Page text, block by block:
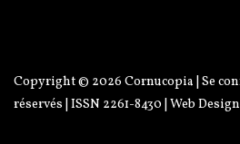
Copyright © 2026 Cornucopia Se
réservés | ISSN 2261-8430 | Web